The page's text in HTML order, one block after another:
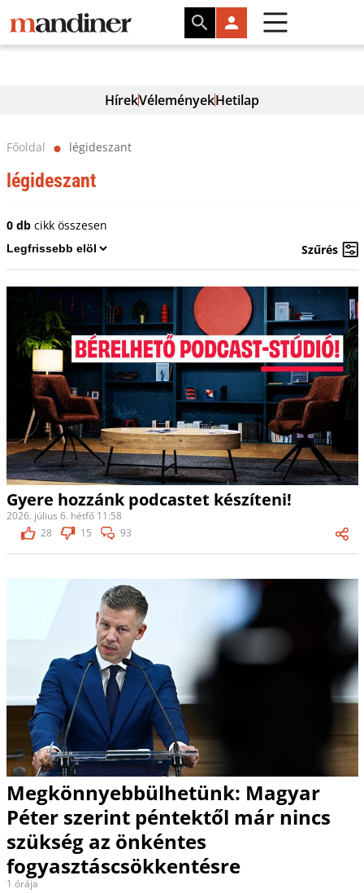
HírekVéleményekHetilap
Főoldal ⬤ légideszant
légideszant
0 dbcikk összesen
Szűrés
Gyere hozzánk podcastet készíteni!
2026. július 6. hétfő 11:58
28
15 93
Megkönnyebbülhetünk: Magyar
Péter szerint péntektől már nincs
szükség az önkéntes
fogyasztáscsökkentésre
1 órája